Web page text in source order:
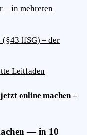
– in mehreren
IfSG) – der
Leitfaden
online machen –
— in 10